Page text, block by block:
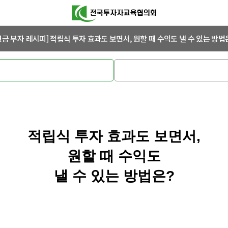
금 부자 레시피] 적립식 투자 효과도 보면서, 원할 때 수익도 낼 수 있는 방법
적립식 투자 효과도 보면서,
원할 때 수익도
낼 수 있는 방법은?